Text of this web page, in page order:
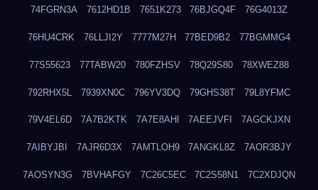
74FGRN3A 7612HD1B 7651K273 76BJGQ4F 76G4013Z
76HU4CRK 76LLJI2Y 7777M27H 77BED9B2 77BGMMG4
77S55623 77TABW20 780FZHSV 78Q29S80 78XWEZ88
792RHX5L 7939XN0C 796YV3DQ 79GHS38T 79L8YFMC
79V4EL6D 7A7B2KTK 7A7E8AHI 7AEEJVFI 7AGCKJXN
7AIBYJBI 7AJR6D3X 7AMTLOH9 7ANGKL8Z 7AOR3BJY
7AOSYN3G 7BVHAFGY 7C26C5EC 7C2S58N1 7C2XDJQN